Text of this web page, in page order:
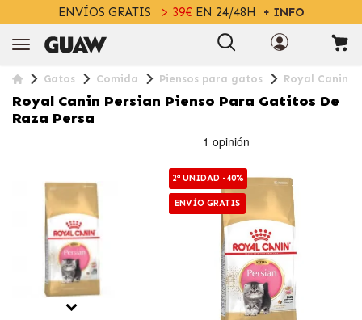
ENVÍOS GRATIS > 39€EN 24/48H + INFO
Gatos Comida Piensos para gatos Royal Canin
Royal Canin Persian Pienso Para Gatitos De
Raza Persa
2ª UNIDAD -40%
ENVÍO GRATIS